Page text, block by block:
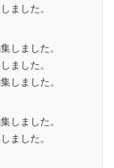
ました。
しました。
ました。
しました。
しました。
ました。